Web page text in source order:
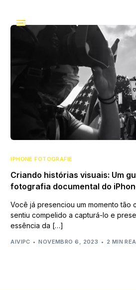
IPHONE FOTOGRAFIE
Criando histórias visuais: Um
fotografia documental do
Você já presenciou um momento tão
sentiu compelido a capturá-lo e
essência da […]
AIVIPC NOVEMBRO 6, 2023 2 MIN